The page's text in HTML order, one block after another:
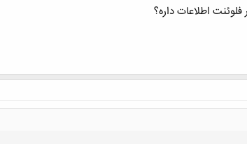
اطلاعات داره؟